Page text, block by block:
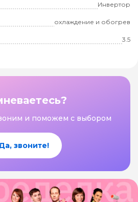
Инвертор
охлаждение и обогрев
3.5
и поможем с выбором
звоните!